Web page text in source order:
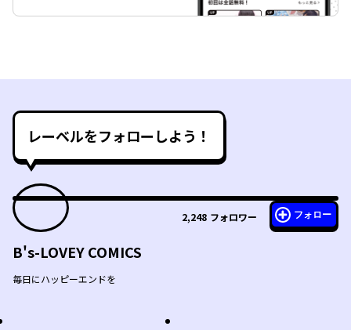
レーベルをフォローしよう！
2,248 フォロワー フォロー
B's-LOVEY COMICS
毎日にハッピーエンドを